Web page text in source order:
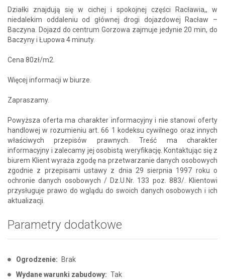
Działki znajdują się w cichej i spokojnej części Racławia,, w
niedalekim oddaleniu od głównej drogi dojazdowej Racław –
Baczyna. Dojazd do centrum Gorzowa zajmuje jedynie 20 min, do
Baczyny i Łupowa 4 minuty.
Cena 80zł/m2.
Więcej informacji w biurze.
Zapraszamy.
Powyższa oferta ma charakter informacyjny i nie stanowi oferty
handlowej w rozumieniu art. 66 1 kodeksu cywilnego oraz innych
właściwych przepisów prawnych. Treść ma charakter
informacyjny i zalecamy jej osobistą weryfikację. Kontaktując się z
biurem Klient wyraża zgodę na przetwarzanie danych osobowych
zgodnie z przepisami ustawy z dnia 29 sierpnia 1997 roku o
ochronie danych osobowych / Dz.U.Nr. 133 poz. 883/. Klientowi
przysługuje prawo do wglądu do swoich danych osobowych i ich
aktualizacji.
Parametry dodatkowe
Ogrodzenie: Brak
Wydane warunki zabudowy: Tak